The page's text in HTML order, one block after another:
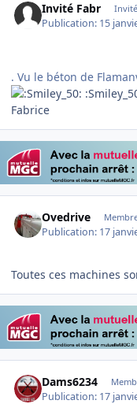
Invité Fabr
Publication: 15
. Vu le béton de
Fabrice
Ovedrive
Publication: 17
Toutes ces machines
Dams6234
Publication: 17